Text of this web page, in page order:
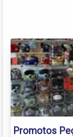
Promotos